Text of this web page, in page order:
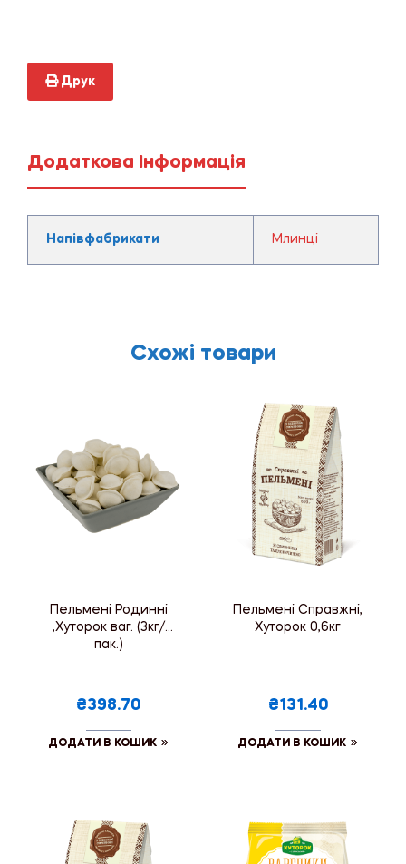
Друк
Додаткова Інформація
Напівфабрикати Млинці
Схожі товари
Пельмені Родинні
,Хуторок ваг. (3кг/
пак.)
₴398.70
ДОДАТИ В КОШИК
Пельмені Справжні,
Хуторок 0,6кг
₴131.40
ДОДАТИ В КОШИК